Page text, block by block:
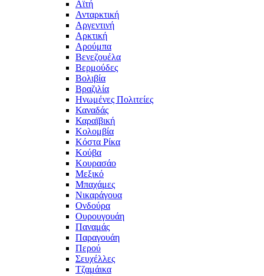
Αϊτή
Ανταρκτική
Αργεντινή
Αρκτική
Αρούμπα
Βενεζουέλα
Βερμούδες
Βολιβία
Βραζιλία
Ηνωμένες Πολιτείες
Καναδάς
Καραϊβική
Κολομβία
Κόστα Ρίκα
Κούβα
Κουρασάο
Μεξικό
Μπαχάμες
Νικαράγουα
Ονδούρα
Ουρουγουάη
Παναμάς
Παραγουάη
Περού
Σευχέλλες
Τζαμάικα